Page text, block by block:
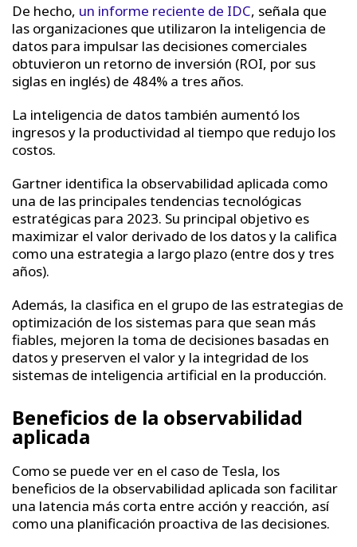
De hecho, un informe reciente de IDC, señala que
las organizaciones que utilizaron la inteligencia de
datos para impulsar las decisiones comerciales
obtuvieron un retorno de inversión (ROI, por sus
siglas en inglés) de 484% a tres años.
La inteligencia de datos también aumentó los
ingresos y la productividad al tiempo que redujo los
costos.
Gartner identifica la observabilidad aplicada como
una de las principales tendencias tecnológicas
estratégicas para 2023. Su principal objetivo es
maximizar el valor derivado de los datos y la califica
como una estrategia a largo plazo (entre dos y tres
años).
Además, la clasifica en el grupo de las estrategias de
optimización de los sistemas para que sean más
fiables, mejoren la toma de decisiones basadas en
datos y preserven el valor y la integridad de los
sistemas de inteligencia artificial en la producción.
Beneficios de la observabilidad
aplicada
Como se puede ver en el caso de Tesla, los
beneficios de la observabilidad aplicada son facilitar
una latencia más corta entre acción y reacción, así
como una planificación proactiva de las decisiones.